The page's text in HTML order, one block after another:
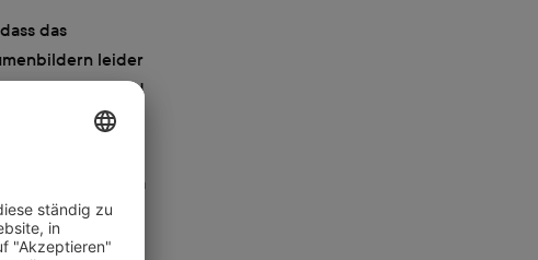
das
leider
Blüten und
dieses Risiko. Da
Bild
hohe